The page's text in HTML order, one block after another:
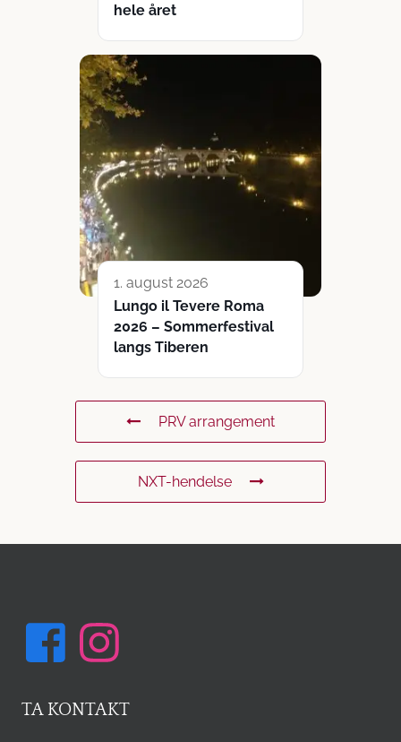
hele året
1. august 2026
Lungo il Tevere Roma
2026 – Sommerfestival
langs Tiberen
PRV arrangement
NXT-hendelse
TA KONTAKT